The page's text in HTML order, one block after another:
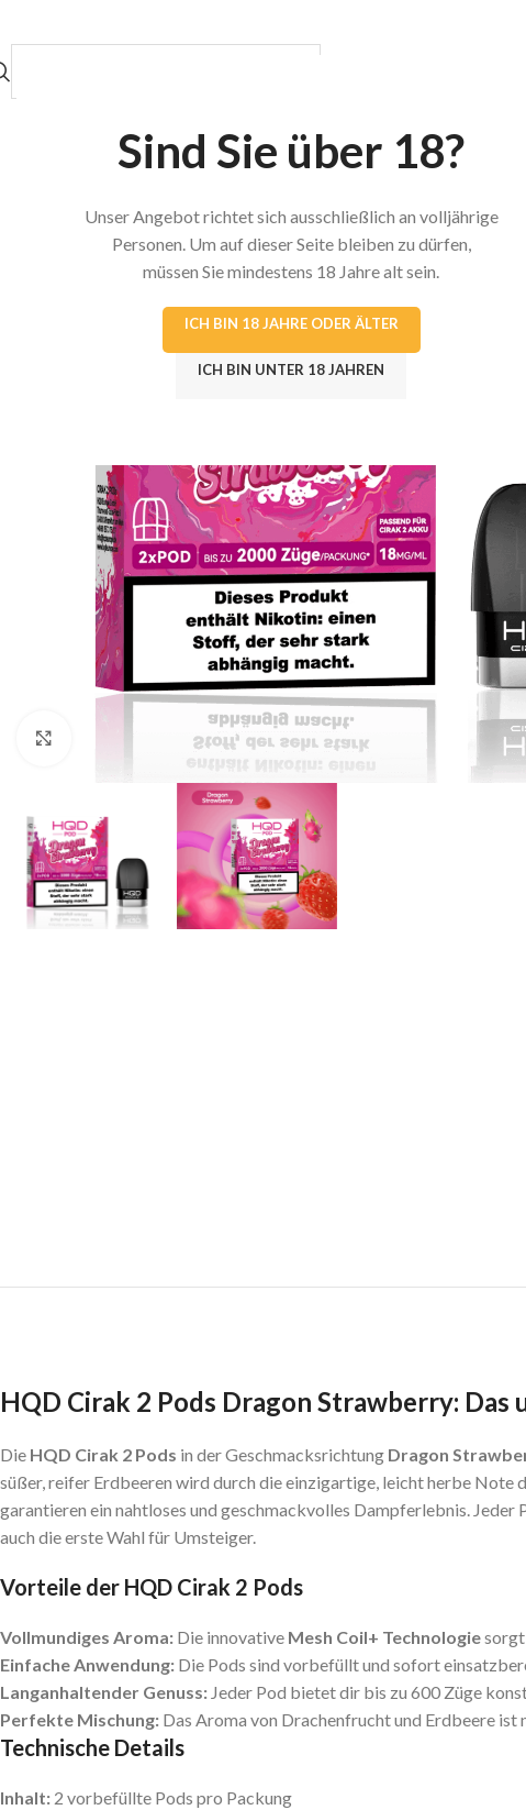
Sind Sie über 18?
Unser Angebot richtet sich ausschließlich an volljährige
Personen. Um auf dieser Seite bleiben zu dürfen,
müssen Sie mindestens 18 Jahre alt sein.
ICH BIN 18 JAHRE ODER ÄLTER
ICH BIN UNTER 18 JAHREN
klicken um zu vergrößern
HQD Cirak 2 Pods Dragon Strawberry:
Die HQD Cirak 2 Pods in der Geschmacksrichtung Dragon
süßer, reifer Erdbeeren wird durch die einzigartige, leicht herbe Note
garantieren ein nahtloses und geschmackvolles Dampferlebnis.
auch die erste Wahl für Umsteiger.
Vorteile der HQD Cirak 2 Pods
Vollmundiges Aroma: Die innovative Mesh Coil+ Technologiesorgt
Einfache Anwendung: Die Pods sind vorbefüllt und sofort
Langanhaltender Genuss: Jeder Pod bietet dir bis zu 600 Züge
Perfekte Mischung: Das Aroma von Drachenfrucht und Erdbeere ist
Technische Details
Inhalt: 2 vorbefüllte Pods pro Packung